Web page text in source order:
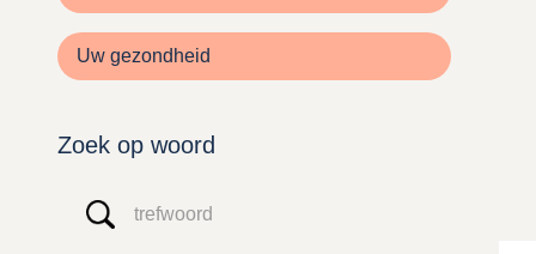
Uw gezondheid
Zoek op woord